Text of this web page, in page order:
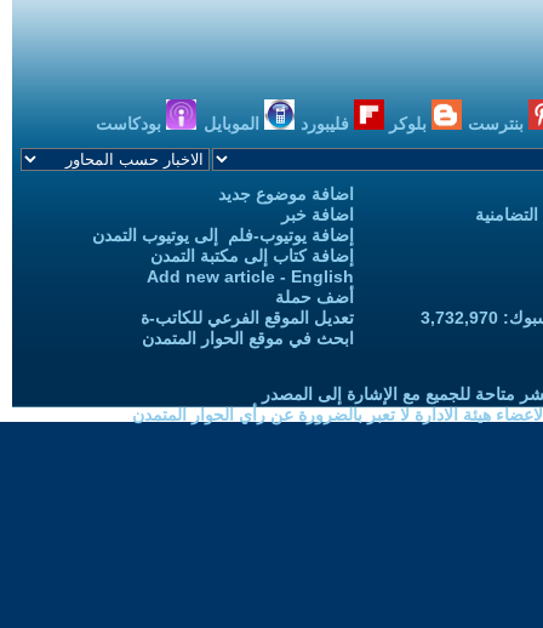
بنترست بلوكر فليبورد الموبايل بودكاست
اضافة موضوع جديد
اضافة خبر
إضافة يوتيوب-فلم إلى يوتيوب التمدن
إضافة كتاب إلى مكتبة التمدن
Add new article - English
أضف حملة
تعديل الموقع الفرعي للكاتب-ة
ابحث في موقع الحوار المتمدن
متاحة للجميع مع الإشارة إلى المصدر
هيئة الادارة لا تعبر بالضرورة عن رأي الحوار المتمدن